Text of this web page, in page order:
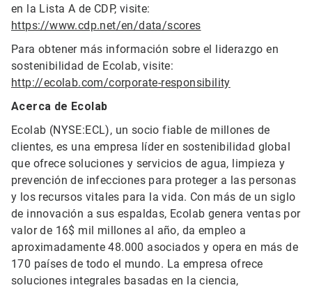
en la Lista A de CDP, visite:
https://www.cdp.net/en/data/scores
Para obtener más información sobre el liderazgo en
sostenibilidad de Ecolab, visite:
http://ecolab.com/corporate-responsibility
Acerca de Ecolab
Ecolab (NYSE:ECL), un socio fiable de millones de
clientes, es una empresa líder en sostenibilidad global
que ofrece soluciones y servicios de agua, limpieza y
prevención de infecciones para proteger a las personas
y los recursos vitales para la vida. Con más de un siglo
de innovación a sus espaldas, Ecolab genera ventas por
valor de 16$ mil millones al año, da empleo a
aproximadamente 48.000 asociados y opera en más de
170 países de todo el mundo. La empresa ofrece
soluciones integrales basadas en la ciencia,